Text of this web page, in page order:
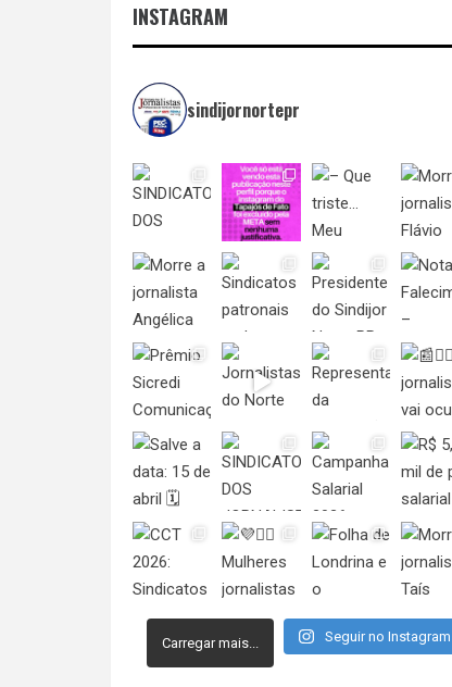
INSTAGRAM
sindijornortepr
Carregar mais... Seguir no Instagram